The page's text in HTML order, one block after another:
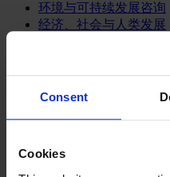
Consent
Cookies
环境与可持续发展咨询
经济、社会与人类发展
媒体和娱乐业
消费品
餐饮、旅游与酒店业